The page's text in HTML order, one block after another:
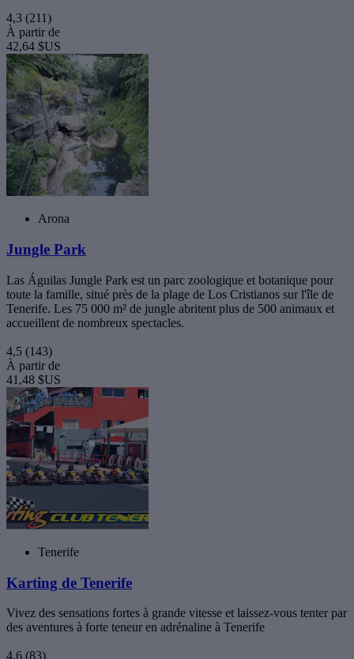
4,3 (211)
À partir de
42,64 $US
Arona
Jungle Park
Las Águilas Jungle Park est un parc zoologique et botanique pour
toute la famille, situé près de la plage de Los Cristianos sur l'île de
Tenerife. Les 75 000 m² de jungle abritent plus de 500 animaux et
accueillent de nombreux spectacles.
4,5 (143)
À partir de
41,48 $US
Tenerife
Karting de Tenerife
Vivez des sensations fortes à grande vitesse et laissez-vous tenter par
des aventures à forte teneur en adrénaline à Tenerife
4,6 (83)